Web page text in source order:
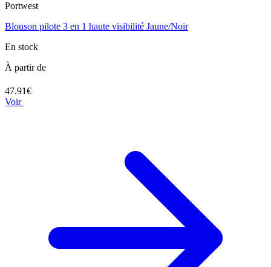
Portwest
Blouson pilote 3 en 1 haute visibilité Jaune/Noir
En stock
À partir de
47.91€
Voir